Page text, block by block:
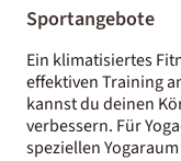
Sportangebote
Ein klimatisiertes
effektiven Training
kannst du deinen
verbessern. Für
speziellen